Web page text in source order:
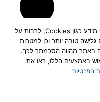
באתר זה נעשה שימוש בטכנולוגיות איסוף מידע כגון Cookies, לרבות על
גלישה טובה יותר וכן למטרות
באתר מהווה הסכמתך לכך.
באמצעים הללו, ראו את
הפרטיות